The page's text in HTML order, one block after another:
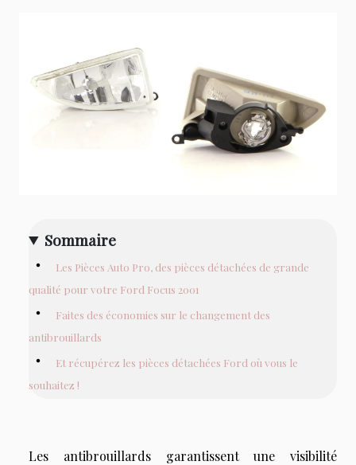
Sommaire
Les Pièces Auto Pro, des pièces détachées de grande
qualité pour votre Ford Focus 2001
Faites des économies sur le changement des
antibrouillards
Et récupérez les pièces détachées Ford où vous le
souhaitez !
Les antibrouillards garantissent une visibilité